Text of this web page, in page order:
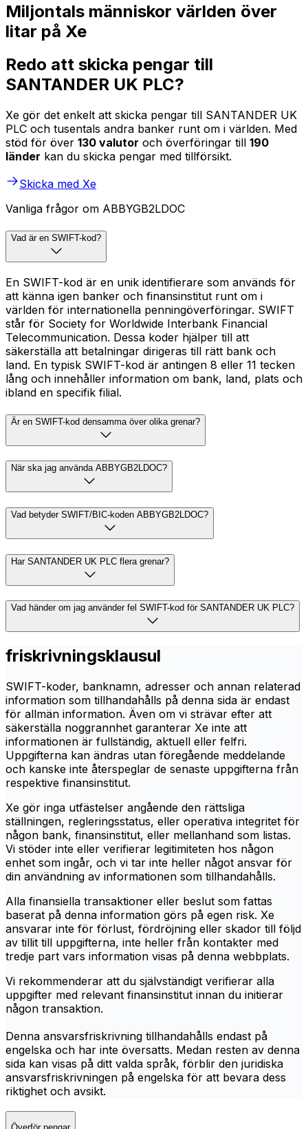
Miljontals människor världen över
litar på Xe
Redo att skicka pengar till
SANTANDER UK PLC?
Xe gör det enkelt att skicka pengar till SANTANDER UK
PLC och tusentals andra banker runt om i världen. Med
stöd för över 130 valutor och överföringar till 190
länder kan du skicka pengar med tillförsikt.
Skicka med Xe
Vanliga frågor om ABBYGB2LDOC
Vad är en SWIFT-kod?
En SWIFT-kod är en unik identifierare som används för
att känna igen banker och finansinstitut runt om i
världen för internationella penningöverföringar. SWIFT
står för Society for Worldwide Interbank Financial
Telecommunication. Dessa koder hjälper till att
säkerställa att betalningar dirigeras till rätt bank och
land. En typisk SWIFT-kod är antingen 8 eller 11 tecken
lång och innehåller information om bank, land, plats och
ibland en specifik filial.
Är en SWIFT-kod densamma över olika grenar?
När ska jag använda ABBYGB2LDOC?
Vad betyder SWIFT/BIC-koden ABBYGB2LDOC?
Har SANTANDER UK PLC flera grenar?
Vad händer om jag använder fel SWIFT-kod för SANTANDER UK PLC?
friskrivningsklausul
SWIFT-koder, banknamn, adresser och annan relaterad
information som tillhandahålls på denna sida är endast
för allmän information. Även om vi strävar efter att
säkerställa noggrannhet garanterar Xe inte att
informationen är fullständig, aktuell eller felfri.
Uppgifterna kan ändras utan föregående meddelande
och kanske inte återspeglar de senaste uppgifterna från
respektive finansinstitut.
Xe gör inga utfästelser angående den rättsliga
ställningen, regleringsstatus, eller operativa integritet för
någon bank, finansinstitut, eller mellanhand som listas.
Vi stöder inte eller verifierar legitimiteten hos någon
enhet som ingår, och vi tar inte heller något ansvar för
din användning av informationen som tillhandahålls.
Alla finansiella transaktioner eller beslut som fattas
baserat på denna information görs på egen risk. Xe
ansvarar inte för förlust, fördröjning eller skador till följd
av tillit till uppgifterna, inte heller från kontakter med
tredje part vars information visas på denna webbplats.
Vi rekommenderar att du självständigt verifierar alla
uppgifter med relevant finansinstitut innan du initierar
någon transaktion.
Denna ansvarsfriskrivning tillhandahålls endast på
engelska och har inte översatts. Medan resten av denna
sida kan visas på ditt valda språk, förblir den juridiska
ansvarsfriskrivningen på engelska för att bevara dess
riktighet och avsikt.